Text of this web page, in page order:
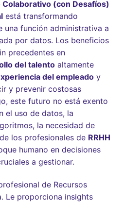
(con Desafíos)
está transformando
una función administrativa a
por datos. Los beneficios
precedentes en
del talento altamente
del empleado y
y prevenir costosas
este futuro no está exento
el uso de datos, la
la necesidad de
los profesionales de RRHH
humano en decisiones
a gestionar.
de Recursos
Le proporciona insights